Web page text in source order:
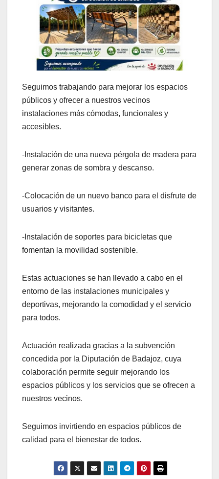
Seguimos trabajando para mejorar los espacios
públicos y ofrecer a nuestros vecinos
instalaciones más cómodas, funcionales y
accesibles.
-Instalación de una nueva pérgola de madera para
generar zonas de sombra y descanso.
-Colocación de un nuevo banco para el disfrute de
usuarios y visitantes.
-Instalación de soportes para bicicletas que
fomentan la movilidad sostenible.
Estas actuaciones se han llevado a cabo en el
entorno de las instalaciones municipales y
deportivas, mejorando la comodidad y el servicio
para todos.
Actuación realizada gracias a la subvención
concedida por la Diputación de Badajoz, cuya
colaboración permite seguir mejorando los
espacios públicos y los servicios que se ofrecen a
nuestros vecinos.
Seguimos invirtiendo en espacios públicos de
calidad para el bienestar de todos.